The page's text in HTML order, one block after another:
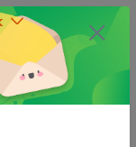
0 Kč